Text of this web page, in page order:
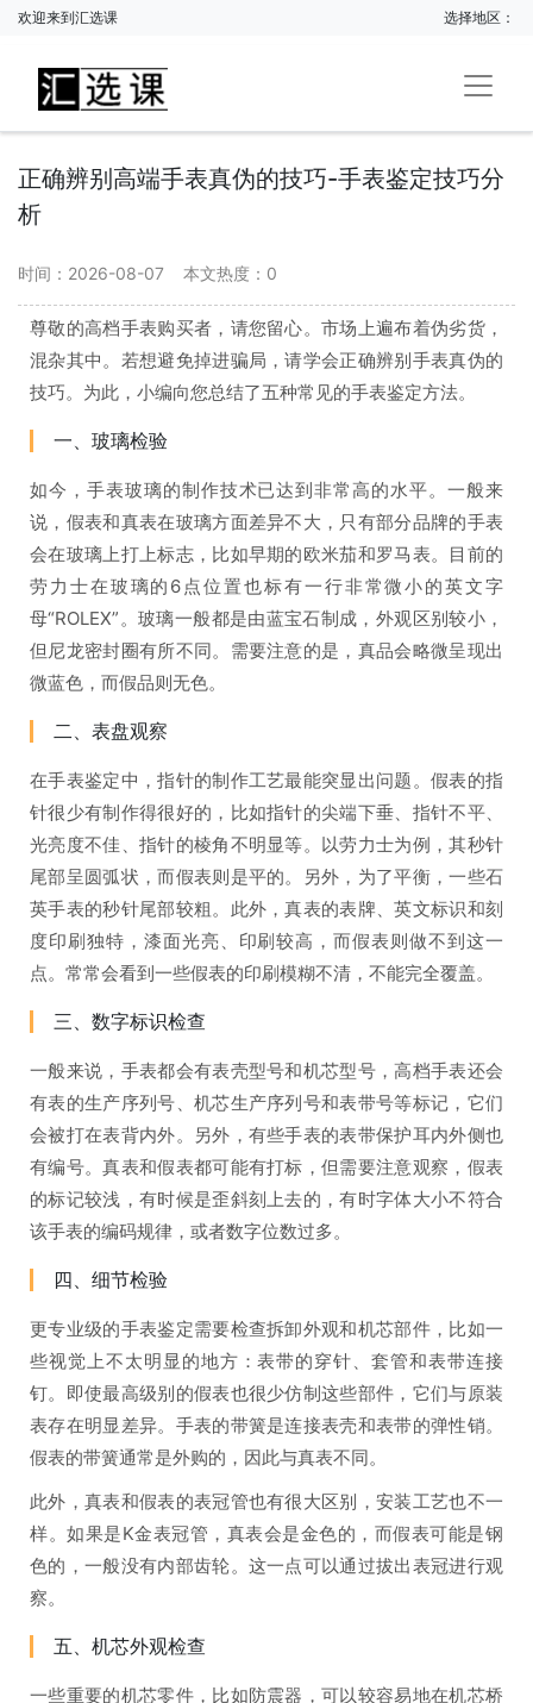
欢迎来到汇选课 选择地区：
正确辨别高端手表真伪的技巧-手表鉴定技巧分
析
时间：2026-08-07 本文热度： 0
尊敬的高档手表购买者，请您留心。市场上遍布着伪劣货，
混杂其中。若想避免掉进骗局，请学会正确辨别手表真伪的
技巧。为此，小编向您总结了五种常见的手表鉴定方法。
一、玻璃检验
如今，手表玻璃的制作技术已达到非常高的水平。一般来
说，假表和真表在玻璃方面差异不大，只有部分品牌的手表
会在玻璃上打上标志，比如早期的欧米茄和罗马表。目前的
劳力士在玻璃的6点位置也标有一行非常微小的英文字
母“ROLEX”。玻璃一般都是由蓝宝石制成，外观区别较小，
但尼龙密封圈有所不同。需要注意的是，真品会略微呈现出
微蓝色，而假品则无色。
二、表盘观察
在手表鉴定中，指针的制作工艺最能突显出问题。假表的指
针很少有制作得很好的，比如指针的尖端下垂、指针不平、
光亮度不佳、指针的棱角不明显等。以劳力士为例，其秒针
尾部呈圆弧状，而假表则是平的。另外，为了平衡，一些石
英手表的秒针尾部较粗。此外，真表的表牌、英文标识和刻
度印刷独特，漆面光亮、印刷较高，而假表则做不到这一
点。常常会看到一些假表的印刷模糊不清，不能完全覆盖。
三、数字标识检查
一般来说，手表都会有表壳型号和机芯型号，高档手表还会
有表的生产序列号、机芯生产序列号和表带号等标记，它们
会被打在表背内外。另外，有些手表的表带保护耳内外侧也
有编号。真表和假表都可能有打标，但需要注意观察，假表
的标记较浅，有时候是歪斜刻上去的，有时字体大小不符合
该手表的编码规律，或者数字位数过多。
四、细节检验
更专业级的手表鉴定需要检查拆卸外观和机芯部件，比如一
些视觉上不太明显的地方：表带的穿针、套管和表带连接
钉。即使最高级别的假表也很少仿制这些部件，它们与原装
表存在明显差异。手表的带簧是连接表壳和表带的弹性销。
假表的带簧通常是外购的，因此与真表不同。
此外，真表和假表的表冠管也有很大区别，安装工艺也不一
样。如果是K金表冠管，真表会是金色的，而假表可能是钢
色的，一般没有内部齿轮。这一点可以通过拔出表冠进行观
察。
五、机芯外观检查
一些重要的机芯零件，比如防震器，可以较容易地在机芯桥